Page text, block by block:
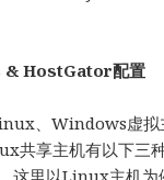
& HostGator配置
、Windows虚拟
共享主机有以下三种
这里以Linux主机为